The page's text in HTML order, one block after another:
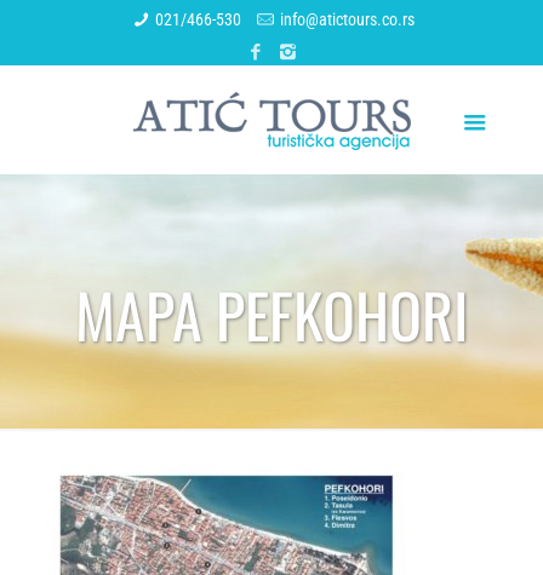
021/466-530 info@atictours.co.rs
MAPA PEFKOHORI